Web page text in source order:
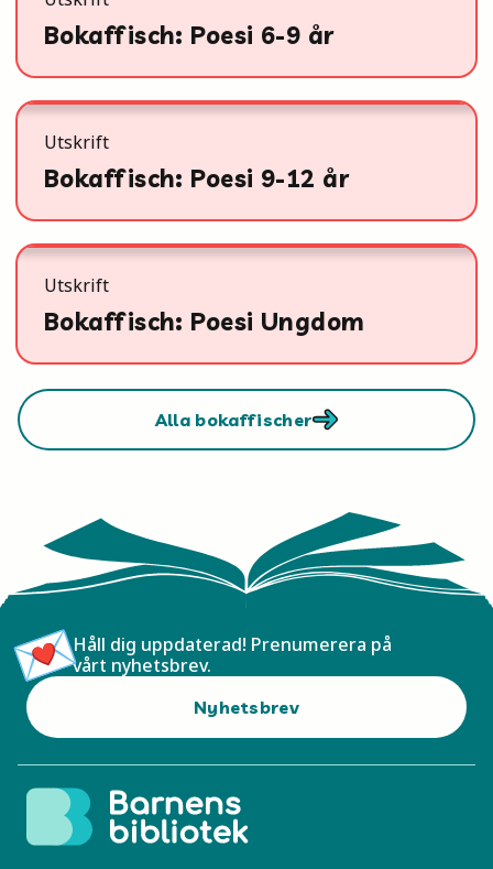
Bokaffisch: Poesi 6-9 år
Bokaffisch: Poesi 9-12 år
Utskrift
Bokaffisch: Poesi Ungdom
Utskrift
Alla bokaffischer
Håll dig uppdaterad! Prenumerera på
vårt nyhetsbrev.
Nyhetsbrev